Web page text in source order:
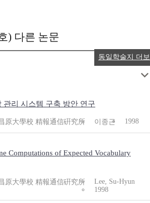
) 다른 논문
관리 시스템 구축 방안 연구
原大學校 精報通信硏究所 이종근 1998
Computations of Expected Vocabulary
原大學校 精報通信硏究所
Lee, Su-Hyun
1998
동일학술지 더